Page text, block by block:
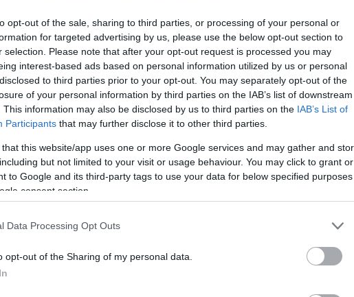
opt-out of the sale, sharing to third parties, or processing of your personal or
for targeted advertising by us, please use the below opt-out section to
selection. Please note that after your opt-out request is processed you may
interest-based ads based on personal information utilized by us or personal
to third parties prior to your opt-out. You may separately opt-out of the
of your personal information by third parties on the IAB’s list of downstream
This information may also be disclosed by us to third parties on the IAB’s List of
Participants that may further disclose it to other third parties.
that this website/app uses one or more Google services and may gather and
but not limited to your visit or usage behaviour. You may click to grant or
to Google and its third-party tags to use your data for below specified purposes
consent section.
Data Processing Opt Outs
opt-out of the Sharing of my personal data.
Guía
coches
seguridad
Cómo
están